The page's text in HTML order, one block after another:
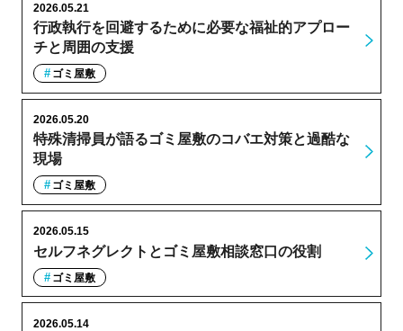
行政執行を回避するために必要な福祉的アプロー
チと周囲の支援
2026.05.21
ゴミ屋敷
特殊清掃員が語るゴミ屋敷のコバエ対策と過酷な
現場
2026.05.20
ゴミ屋敷
セルフネグレクトとゴミ屋敷相談窓口の役割
2026.05.15
ゴミ屋敷
2026.05.14